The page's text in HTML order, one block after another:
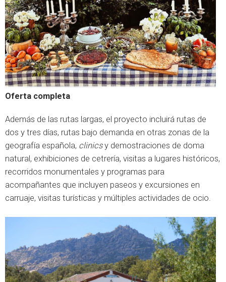
Oferta completa
Además de las rutas largas, el proyecto incluirá rutas de
dos y tres días, rutas bajo demanda en otras zonas de la
geografía española, clinicsy demostraciones de doma
natural, exhibiciones de cetrería, visitas a lugares históricos,
recorridos monumentales y programas para
acompañantes que incluyen paseos y excursiones en
carruaje, visitas turísticas y múltiples actividades de ocio.